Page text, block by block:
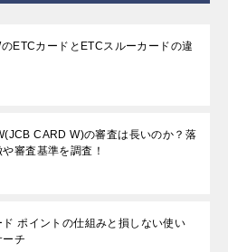
ETCカードとETCスルーカードの違
CARD W)の審査は長いのか？落
審査基準を調査！
ポイントの仕組みと損しない使い
ーチ